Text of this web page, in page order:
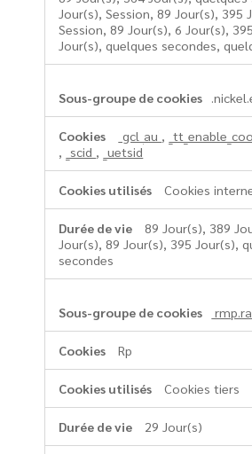
Jour(s), Session, 89 Jour(s), 395
Session, 89 Jour(s), 6 Jour(s),
Jour(s), quelques secondes,
_gcl_au ,
,
_scid , _uetsid
Cookies
89 Jour(s), 389
Jour(s), 89 Jour(s), 395 Jour(s),
secondes
Rp
Cookies tiers
29 Jour(s)